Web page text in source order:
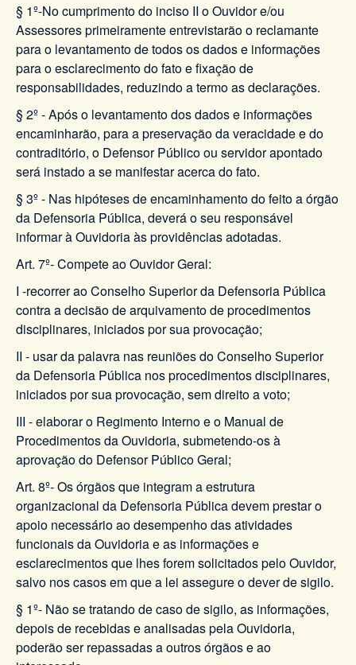
§ 1º-No cumprimento do inciso II o Ouvidor e/ou
Assessores primeiramente entrevistarão o reclamante
para o levantamento de todos os dados e informações
para o esclarecimento do fato e fixação de
responsabilidades, reduzindo a termo as declarações.
§ 2º - Após o levantamento dos dados e informações
encaminharão, para a preservação da veracidade e do
contraditório, o Defensor Público ou servidor apontado
será instado a se manifestar acerca do fato.
§ 3º - Nas hipóteses de encaminhamento do feito a órgão
da Defensoria Pública, deverá o seu responsável
informar à Ouvidoria às providências adotadas.
Art. 7º- Compete ao Ouvidor Geral:
I -recorrer ao Conselho Superior da Defensoria Pública
contra a decisão de arquivamento de procedimentos
disciplinares, iniciados por sua provocação;
II - usar da palavra nas reuniões do Conselho Superior
da Defensoria Pública nos procedimentos disciplinares,
iniciados por sua provocação, sem direito a voto;
III - elaborar o Regimento Interno e o Manual de
Procedimentos da Ouvidoria, submetendo-os à
aprovação do Defensor Público Geral;
Art. 8º- Os órgãos que integram a estrutura
organizacional da Defensoria Pública devem prestar o
apoio necessário ao desempenho das atividades
funcionais da Ouvidoria e as informações e
esclarecimentos que lhes forem solicitados pelo Ouvidor,
salvo nos casos em que a lei assegure o dever de sigilo.
§ 1º- Não se tratando de caso de sigilo, as informações,
depois de recebidas e analisadas pela Ouvidoria,
poderão ser repassadas a outros órgãos e ao